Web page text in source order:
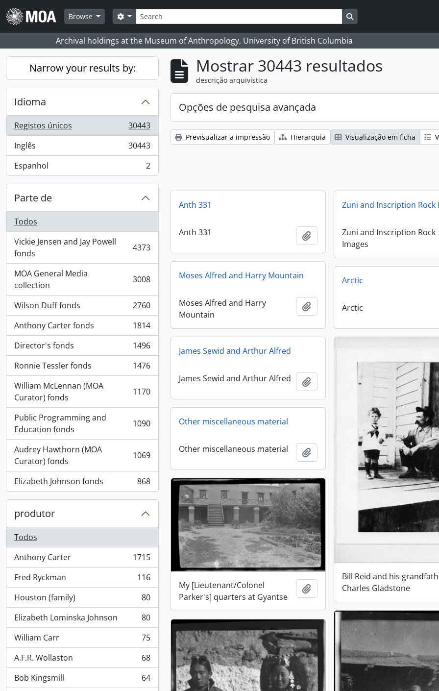
Skip to main content
Browse
Pesquisar
Search options Search in browse page
Archival holdings at the Museum of Anthropology, University of British Columbia
Narrow your results by:
Idioma
Registos únicos
, 30443 resultados
30443
Inglês
, 30443 resultados
30443
Espanhol
, 2 resultados 2
Parte de
Todos
Vickie Jensen and Jay Powell
fonds
, 4373 resultados 4373
MOA General Media
collection
, 3008 resultados 3008
Wilson Duff fonds
, 2760 resultados
2760
Anthony Carter fonds
, 1814 resultados
1814
Director's fonds
, 1496 resultados
1496
Ronnie Tessler fonds
, 1476 resultados
1476
William McLennan (MOA
Curator) fonds
, 1170 resultados 1170
Public Programming and
Education fonds
, 1090 resultados 1090
Audrey Hawthorn (MOA
Curator) fonds
, 1069 resultados 1069
Elizabeth Johnson fonds
, 868 resultados 868
produtor
Todos
Anthony Carter
, 1715 resultados
1715
Fred Ryckman
, 116 resultados
116
Houston (family)
, 80 resultados
80
Elizabeth Lominska Johnson
, 80 resultados
80
William Carr
, 75 resultados
75
A.F.R. Wollaston
, 68 resultados
68
Bob Kingsmill
, 64 resultados
64
Mostrar 30443 resultados
descrição arquivística
Opções de pesquisa avançada
Previsualizar a impressão Hierarquia Visualização em ficha
Anth 331
Anth 331 Adicionar à área de transferência
Zuni and Inscription Rock
Zuni and Inscription Rock
Images
Moses Alfred and Harry Mountain
Moses Alfred and Harry
Mountain
Adicionar à área de transferência
Arctic
Arctic
James Sewid and Arthur Alfred
James Sewid and Arthur Alfred Adicionar à área de transferência
Bill Reid and his
Charles Gladstone
Other miscellaneous material
Other miscellaneous material Adicionar à área de transferência
My [Lieutenant/Colonel
Parker's] quarters at Gyantse
Adicionar à área de transferência